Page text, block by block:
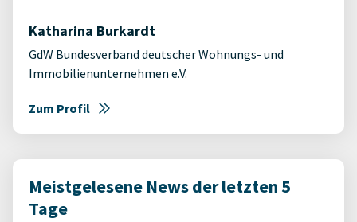
Katharina Burkardt
GdW Bundesverband deutscher Wohnungs- und
Immobilienunternehmen e.V.
Zum Profil
Meistgelesene News der letzten 5
Tage